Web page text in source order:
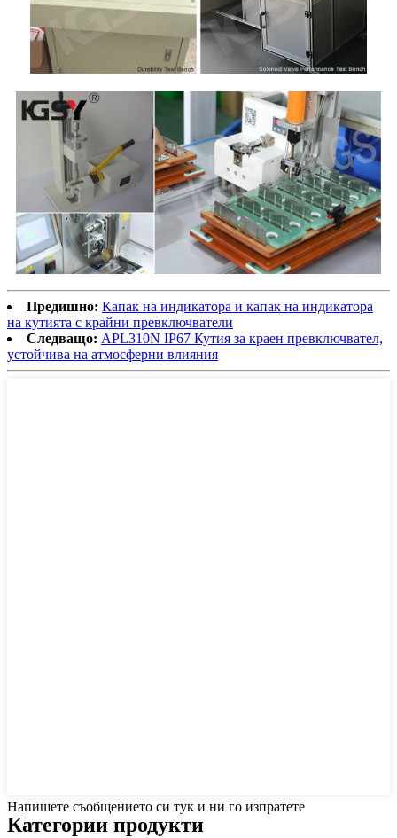
Предишно: Капак на индикатора и капак на индикатора
на кутията с крайни превключватели
Следващо: APL310N IP67 Кутия за краен превключвател,
устойчива на атмосферни влияния
Напишете съобщението си тук и ни го изпратете
Категории продукти